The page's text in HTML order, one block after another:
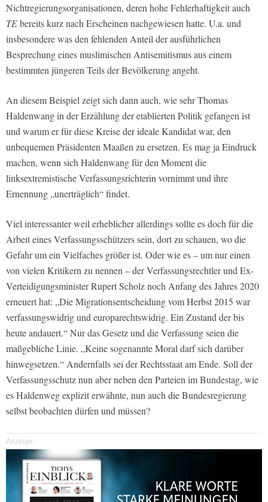
Nichtregierungsorganisationen, deren hohe Fehlerhaftigkeit auch
TEbereits kurz nach Erscheinen nachgewiesen hatte. U.a. und
insbesondere was den fehlenden Anteil der ausführlichen
Besprechung eines muslimischen Antisemitismus aus einem
bestimmten jüngeren Teils der Bevölkerung angeht.
An diesem Beispiel zeigt sich dann auch, wie sehr Thomas
Haldenwang in der Erzählung der etablierten Politik gefangen ist
und warum er für diese Kreise der ideale Kandidat war, den
unbequemen Präsidenten Maaßen zu ersetzen. Es mag ja Eindruck
machen, wenn sich Haldenwang für den Moment die
linksextremistische Verfassungsrichterin vornimmt und ihre
Ernennung „unerträglich“ findet.
Viel interessanter weil erheblicher allerdings sollte es doch für die
Arbeit eines Verfassungsschützers sein, dort zu schauen, wo die
Gefahr um ein Vielfaches größer ist. Oder wie es – um nur einen
von vielen Kritikern zu nennen – der Verfassungsrechtler und Ex-
Verteidigungsminister Rupert Scholz noch Anfang des Jahres 2020
erneuert hat: „Die Migrationsentscheidung vom Herbst 2015 war
verfassungswidrig und europarechtswidrig. Ein Zustand der bis
heute andauert.“ Nur das Gesetz und die Verfassung seien die
maßgebliche Linie. „Keine sogenannte Moral darf sich darüber
hinwegsetzen.“ Andernfalls sei der Rechtsstaat am Ende. Soll der
Verfassungsschutz nun aber neben den Parteien im Bundestag, wie
es Haldenweg explizit erwähnte, nun auch die Bundesregierung
selbst beobachten dürfen und müssen?
Anzeige